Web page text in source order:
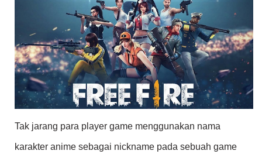
Tak jarang para player game menggunakan nama
karakter anime sebagai nickname pada sebuah game